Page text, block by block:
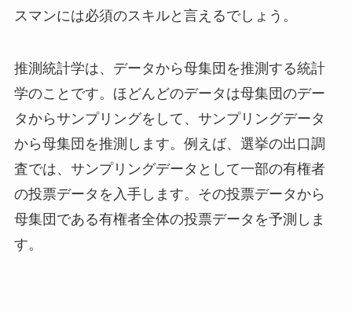
スマンには必須のスキルと言えるでしょう。
推測統計学は、データから母集団を推測する統計
学のことです。 ほどんどのデータは母集団のデー
タからサンプリングをして、サンプリングデータ
から母集団を推測します。例えば、選挙の出口調
査では、サンプリングデータとして一部の有権者
の投票データを入手します。その投票データから
母集団である有権者全体の投票データを予測しま
す。